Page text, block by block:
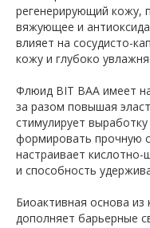
регенерирующий
вяжующее и
влияет на сосудисто-
кожу и глубоко
Флюид BIT BAA имеет
за разом повышая
стимулирует
формировать прочную
настраивает
и способность
Биоактивная основа из
дополняет барьерные